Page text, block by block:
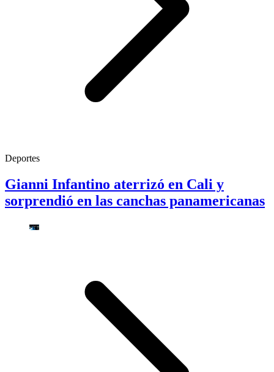
Deportes
Gianni Infantino aterrizó en Cali y
sorprendió en las canchas panamericanas